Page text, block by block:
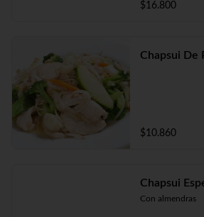
$16.800
Chapsui De
$10.860
Chapsui
Con almendras